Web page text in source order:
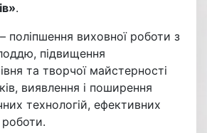
.
поліпшення виховної роботи з
підвищення
та творчої майстерності
виявлення і поширення
технологій, ефективних